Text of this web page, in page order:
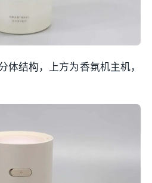
体结构，上方为香氛机主机，